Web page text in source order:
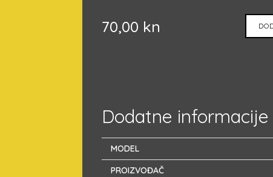
70,00 kn
Dodatne informacije
MODEL
PROIZVOĐAČ